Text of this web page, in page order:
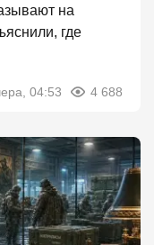
на
где
04:53 4 688